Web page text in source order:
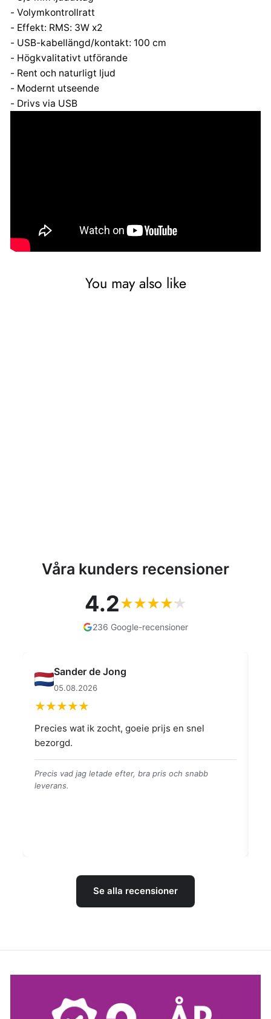
- Volymkontrollratt
- Effekt: RMS: 3W x2
- USB-kabellängd/kontakt: 100 cm
- Högkvalitativt utförande
- Rent och naturligt ljud
- Modernt utseende
- Drivs via USB
You may also like
Våra kunders recensioner
4.2
236 Google-recensioner
Sander de Jong
05.08.2026
Precies wat ik zocht, goeie prijs en snel
bezorgd.
Precis vad jag letade efter, bra pris och snabb
leverans.
Se alla recensioner